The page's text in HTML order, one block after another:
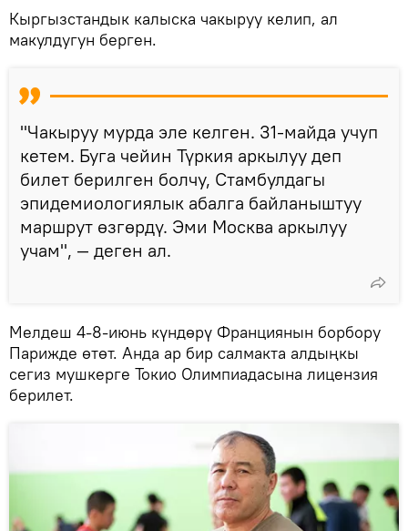
Кыргызстандык калыска чакыруу келип, ал
макулдугун берген.
"Чакыруу мурда эле келген. 31-майда учуп
кетем. Буга чейин Түркия аркылуу деп
билет берилген болчу, Стамбулдагы
эпидемиологиялык абалга байланыштуу
маршрут өзгөрдү. Эми Москва аркылуу
учам", — деген ал.
Мелдеш 4-8-июнь күндөрү Франциянын борбору
Парижде өтөт. Анда ар бир салмакта алдыңкы
сегиз мушкерге Токио Олимпиадасына лицензия
берилет.